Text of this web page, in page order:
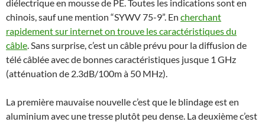
diélectrique en mousse de PE. Toutes les indications sont en
chinois, sauf une mention “SYWV 75-9”. En cherchant
rapidement sur internet on trouve les caractéristiques du
câble. Sans surprise, c’est un câble prévu pour la diffusion de
télé câblée avec de bonnes caractéristiques jusque 1 GHz
(atténuation de 2.3dB/100m à 50 MHz).
La première mauvaise nouvelle c’est que le blindage est en
aluminium avec une tresse plutôt peu dense. La deuxième c’est